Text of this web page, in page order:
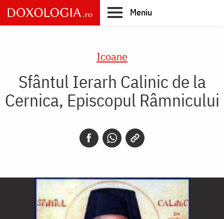
Skip
to
main
Meniu
Icoane
Sfântul Ierarh Calinic de la
Cernica, Episcopul Râmnicului